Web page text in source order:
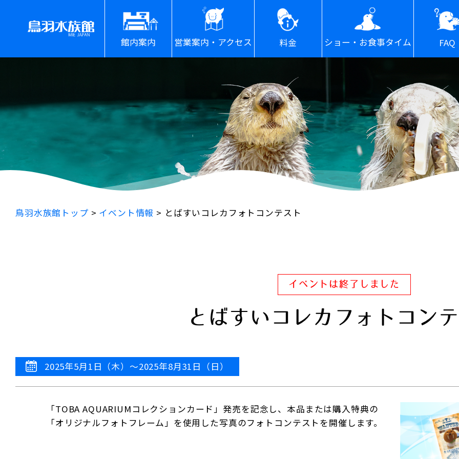
館内案内 営業案内・アクセス 料金 ショー・お食事タイム FAQ
鳥羽水族館トップ > イベント情報 > とばすいコレカフォトコンテスト
イベントは終了しました
とばすいコレカフォトコン
2025年5月1日（木）～2025年8月31日（日）
「TOBA AQUARIUMコレクションカード」発売を記念し、本品または購入特典の
「オリジナルフォトフレーム」を使用した写真のフォトコンテストを開催します。